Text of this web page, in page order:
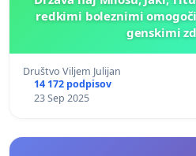
redkimi boleznimi
genskimi
Društvo Viljem Julijan
14 172 podpisov
23 Sep 2025